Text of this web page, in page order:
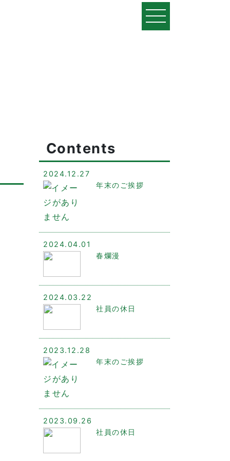
Contents
2024.12.27
年末のご挨拶
2024.04.01
春爛漫
2024.03.22
社員の休日
2023.12.28
年末のご挨拶
2023.09.26
社員の休日